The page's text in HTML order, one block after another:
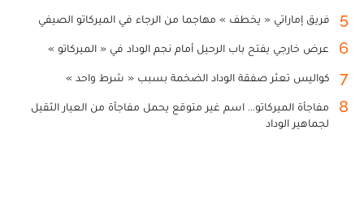
5 فريق إماراتي « يخطف » مهاجما من الرجاء في الميركاتو الصيفي
6 عرض خارجي يفتح باب الرحيل أمام نجم الوداد في « الميركاتو »
7 كواليس تعثر صفقة الوداد الضخمة بسبب « شرط واحد »
8
مفاجأة الميركاتو... اسم غير متوقع يحمل مفاجأة من العيار الثقيل
لجماهير الوداد